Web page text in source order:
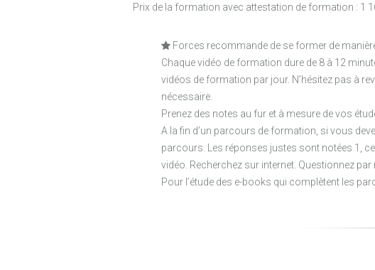
Prix de la formation avec attestation de formation : 1
Forces recommande de se former de
Chaque vidéo de formation dure de 8 à 12
vidéos de formation par jour. N’hésitez pas à
nécessaire.
Prenez des notes au fur et à mesure de vos
A la fin d’un parcours de formation, si vous
parcours. Les réponses justes sont notées 1,
vidéo. Recherchez sur internet. Questionnez
Pour l’étude des e-books qui complètent les